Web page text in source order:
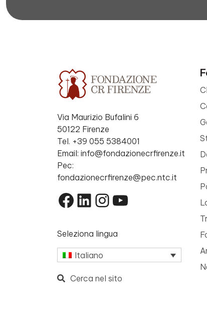
Via Maurizio Bufalini 6
50122 Firenze
Tel. +39 055 5384001
Email: info@fondazionecrfirenze.it
Pec:
fondazionecrfirenze@pec.ntc.it
Facebook
LinkedIn
Instagram
YouTube
Seleziona lingua
Italiano
Cerca nel sito